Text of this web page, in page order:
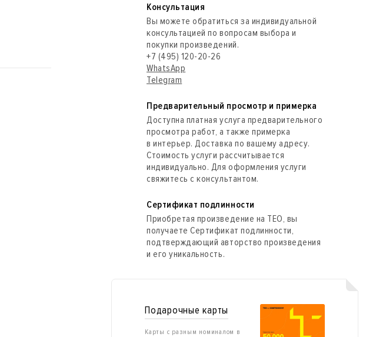
Консультация
Вы можете обратиться за индивидуальной
консультацией по вопросам выбора и
покупки произведений.
+7 (495) 120-20-26
WhatsApp
Telegram
Предварительный просмотр и примерка
Доступна платная услуга предварительного
просмотра работ, а также примерка
в интерьер. Доставка по вашему адресу.
Стоимость услуги рассчитывается
индивидуально. Для оформления услуги
свяжитесь с консультантом.
Сертификат подлинности
Приобретая произведение на ТЕО, вы
получаете Сертификат подлинности,
подтверждающий авторство произведения
и его уникальность.
Подарочные карты
Карты с разным номиналом в